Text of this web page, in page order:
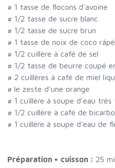
# 1 tasse de flocons d'avoine
# 1/2 tasse de sucre blanc
# 1/2 tasse de sucre brun
# 1 tasse de noix de coco
# 1/2 cuillère à café de sel
# 1/2 tasse de beurre coupé
# 2 cuillères à café de miel
# le zeste d'une orange
# 1 cuillère à soupe d'eau très
# 1/2 cuillère à café de
# 1 cuillère à soupe d'eau de
Préparation + cuisson : 25